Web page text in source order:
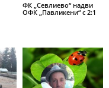
ФК „Севлиево“ надви
ОФК „Павликени“ с 2:1